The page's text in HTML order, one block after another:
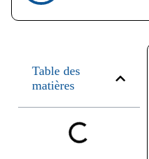
Table des
matières